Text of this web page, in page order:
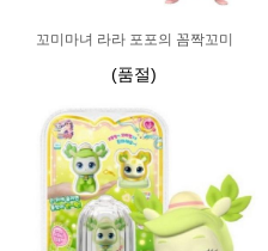
꼬미마녀 라라 포포의 꼼짝꼬미
(품절)